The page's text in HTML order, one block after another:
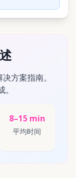
方案指南。
8–15 min
平均时间